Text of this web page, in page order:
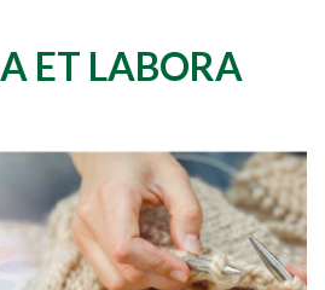
ET LABORA